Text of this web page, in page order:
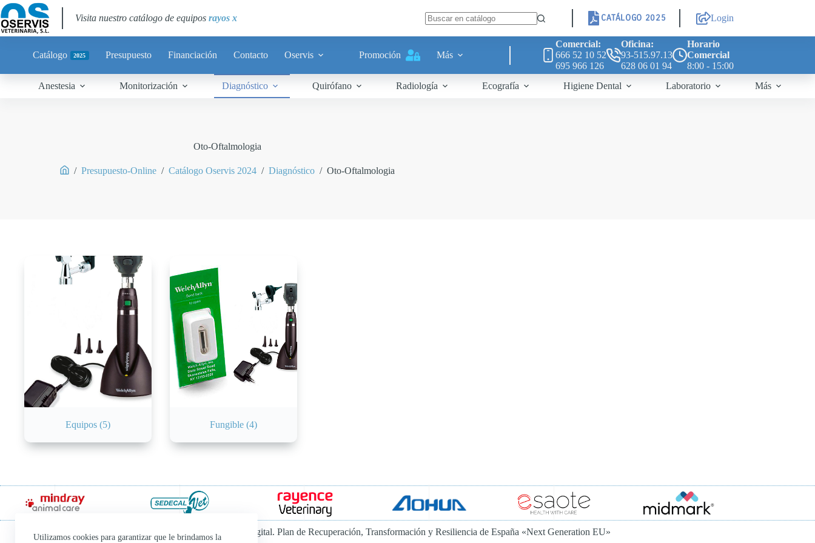
Utilizamos cookies para garantizar que le brindamos la
Visita nuestro catálogo de equipos rayos x CATÁLOGO 2025 Login
Catálogo 2025 Presupuesto Financiación Contacto Oservis Promoción Más
Comercial:
666 52 10 52
695 966 126
Oficina:
93-515.97.13
628 06 01 94
Horario
Comercial
8:00 - 15:00
Anestesia
Monitorización Diagnóstico Quirófano Radiología Ecografía Higiene Dental Laboratorio Más
Oto-Oftalmologia
/ Presupuesto-Online / Catálogo Oservis 2024 / Diagnóstico / Oto-Oftalmologia
Equipos (5) Fungible (4)
Financiado por el Programa Kit Digital. Plan de Recuperación, Transformación y Resiliencia de España «Next Generation EU»